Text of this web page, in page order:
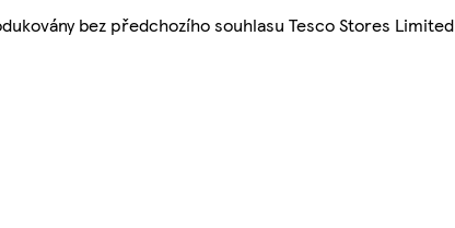
bez předchozího souhlasu Tesco Stores Limited